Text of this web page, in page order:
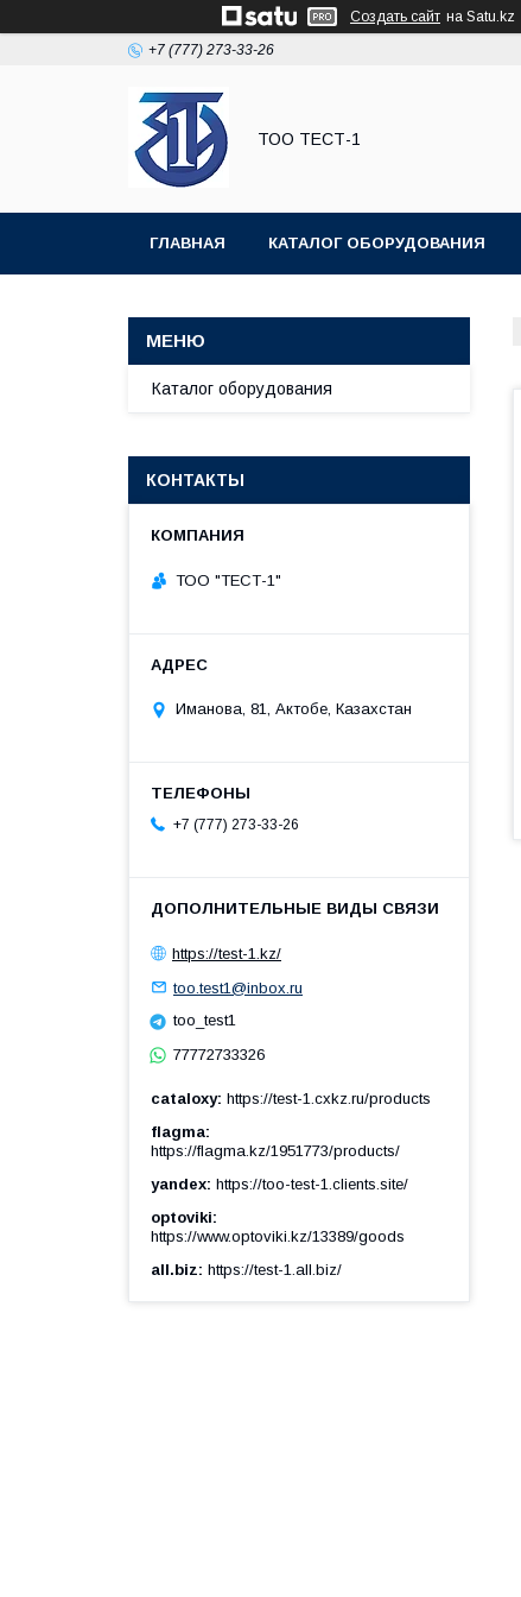
Создать сайт на Satu.kz
+7 (777) 273-33-26
ТОО ТЕСТ-1
ГЛАВНАЯ КАТАЛОГ ОБОРУДОВАНИЯ
Каталог оборудования
КОНТАКТЫ
ТОО "ТЕСТ-1"
Иманова, 81, Актобе, Казахстан
+7 (777) 273-33-26
https://test-1.kz/
too.test1@inbox.ru
too_test1
77772733326
cataloxy https://test-1.cxkz.ru/products
flagma
https://flagma.kz/1951773/products/
yandex https://too-test-1.clients.site/
optoviki
https://www.optoviki.kz/13389/goods
all.biz https://test-1.all.biz/